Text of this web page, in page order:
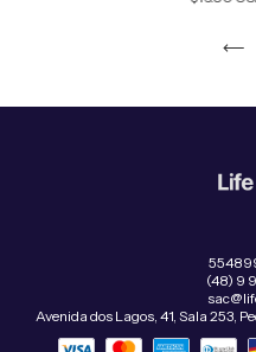
(48) 9
Avenida dos Lagos, 41, Sala 253,